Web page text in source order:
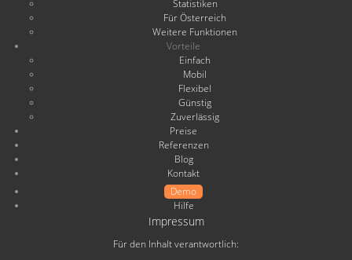
Statistiken
Für Österreich
Weitere Funktionen
Vorteile
Einfach
Mobil
Flexibel
Günstig
Zuverlässig
Preise
Referenzen
Blog
Kontakt
Demo
Hilfe
Impressum
Für den Inhalt verantwortlich: